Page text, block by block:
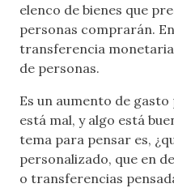
elenco de bienes que
personas comprarán.
transferencia
de personas.
Es un aumento de
está mal, y algo está
tema para pensar es,
personalizado, que en
o transferencias